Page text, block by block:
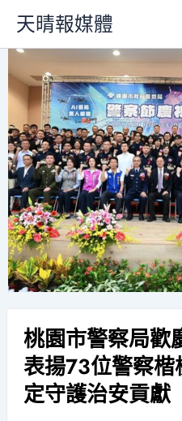
主
內
天晴報媒體
桃園市警察局歡
表揚73位警察
定守護治安貢獻